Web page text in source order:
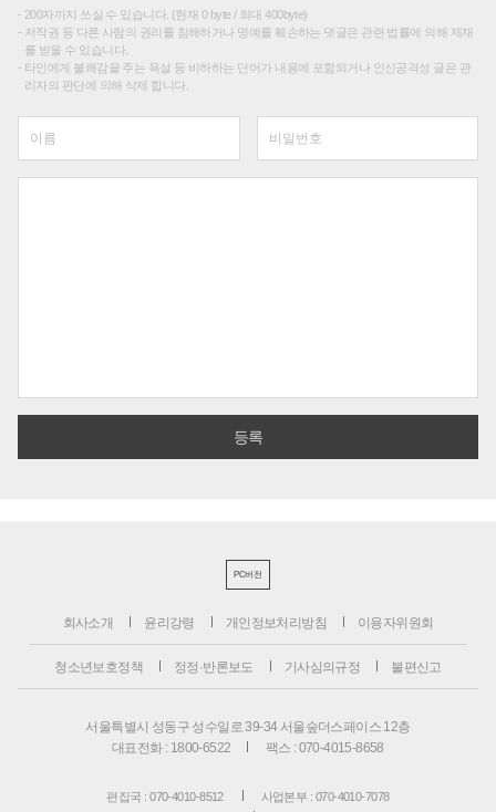
200자까지 쓰실 수 있습니다. (현재 0 byte / 최대 400byte)
저작권 등 다른 사람의 권리를 침해하거나 명예를 훼손하는 댓글은 관련 법률에 의해 제재
를 받을 수 있습니다.
타인에게 불쾌감을 주는 욕설 등 비하하는 단어가 내용에 포함되거나 인신공격성 글은 관
리자의 판단에 의해 삭제 합니다.
PC버전
회사소개 윤리강령 개인정보처리방침 이용자위원회
청소년보호정책 정정·반론보도 기사심의규정 불편신고
서울특별시 성동구 성수일로 39-34 서울숲더스페이스 12층
대표전화 : 1800-6522
팩스 : 070-4015-8658
편집국 : 070-4010-8512
사업본부 : 070-4010-7078